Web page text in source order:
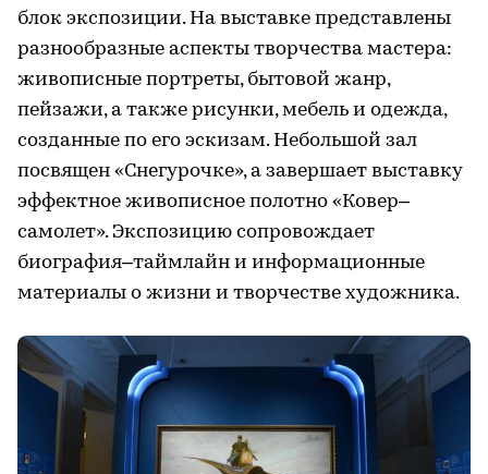
блок экспозиции. На выставке представлены
разнообразные аспекты творчества мастера:
живописные портреты, бытовой жанр,
пейзажи, а также рисунки, мебель и одежда,
созданные по его эскизам. Небольшой зал
посвящен «Снегурочке», а завершает выставку
эффектное живописное полотно «Ковер–
самолет». Экспозицию сопровождает
биография–таймлайн и информационные
материалы о жизни и творчестве художника.